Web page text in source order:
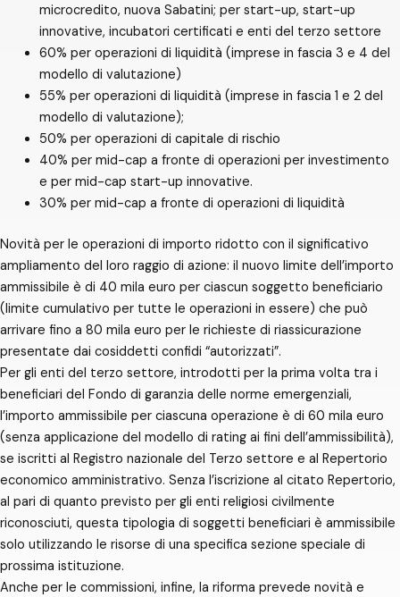
microcredito, nuova Sabatini; per start-up, start-up
innovative, incubatori certificati e enti del terzo settore
60% per operazioni di liquidità (imprese in fascia 3 e 4 del
modello di valutazione​)
55% per operazioni di liquidità (imprese in fascia 1 e 2 del
modello di valutazione);​
50% per operazioni di capitale di rischio​
40% per mid-cap a fronte di operazioni per investimento
e per mid-cap start-up innovative.​
30% per mid-cap a fronte di operazioni di liquidità
Novità per le operazioni di importo ridotto con il significativo
ampliamento del loro raggio di azione: il nuovo limite dell’importo
ammissibile è di 40 mila euro per ciascun soggetto beneficiario
(limite cumulativo per tutte le operazioni in essere) che può
arrivare fino a 80 mila euro per le richieste di riassicurazione
presentate dai cosiddetti confidi “autorizzati”.
Per gli enti del terzo settore, introdotti per la prima volta tra i
beneficiari del Fondo di garanzia delle norme emergenziali,
l’importo ammissibile per ciascuna operazione è di 60 mila euro
(senza applicazione del modello di rating ai fini dell’ammissibilità),
se iscritti al Registro nazionale del Terzo settore e al Repertorio
economico amministrativo. Senza l’iscrizione al citato Repertorio,
al pari di quanto previsto per gli enti religiosi civilmente
riconosciuti, questa tipologia di soggetti beneficiari è ammissibile
solo utilizzando le risorse di una specifica sezione speciale di
prossima istituzione.
Anche per le commissioni, infine, la riforma prevede novità e